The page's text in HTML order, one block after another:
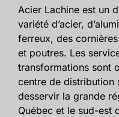
Acier Lachine est un
variété d’acier,
ferreux, des
et poutres. Les
transformations sont
centre de distribution
desservir la grande
Québec et le sud-est